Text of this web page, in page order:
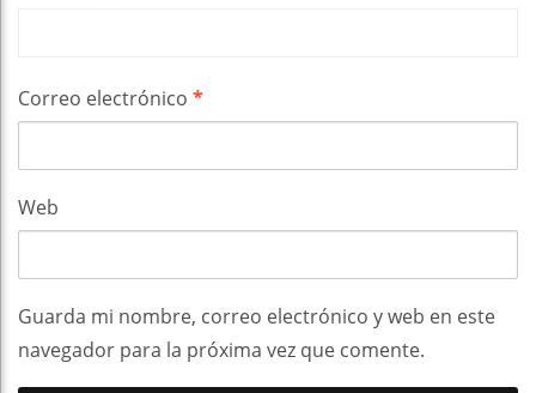
Correo electrónico *
Web
Guarda mi nombre, correo electrónico y web en este
navegador para la próxima vez que comente.